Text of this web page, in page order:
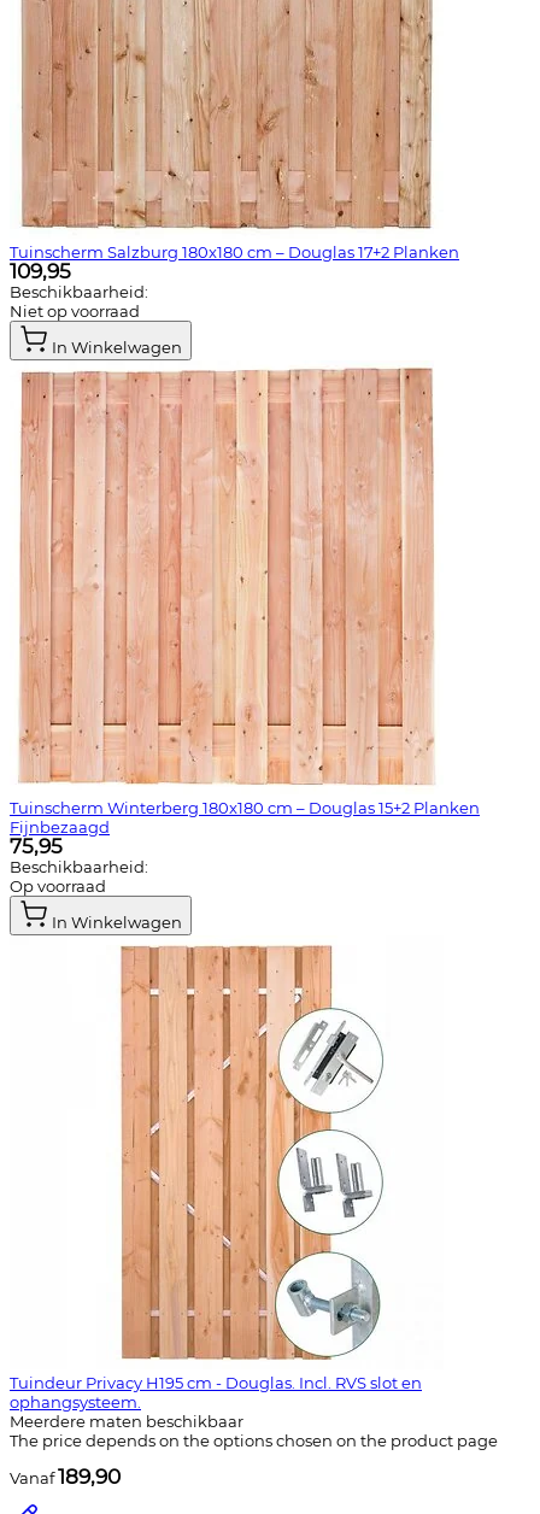
Tuinscherm Salzburg 180x180 cm – Douglas 17+2 Planken
109,95
Beschikbaarheid:
Niet op voorraad
In Winkelwagen
Tuinscherm Winterberg 180x180 cm – Douglas 15+2 Planken
Fijnbezaagd
75,95
Beschikbaarheid:
Op voorraad
In Winkelwagen
Tuindeur Privacy H195 cm - Douglas. Incl. RVS slot en
ophangsysteem.
Meerdere maten beschikbaar
The price depends on the options chosen on the product page
Vanaf189,90